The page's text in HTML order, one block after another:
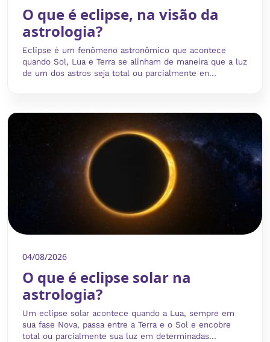
O que é eclipse, na visão da
astrologia?
Eclipse é um fenômeno astronômico que acontece
quando Sol, Lua e Terra se alinham de maneira que a luz
de um dos astros seja total ou parcialmente en...
04/08/2026
O que é eclipse solar na
astrologia?
Um eclipse solar acontece quando a Lua, sempre em
sua fase Nova, passa entre a Terra e o Sol e encobre
total ou parcialmente sua luz em determinadas...